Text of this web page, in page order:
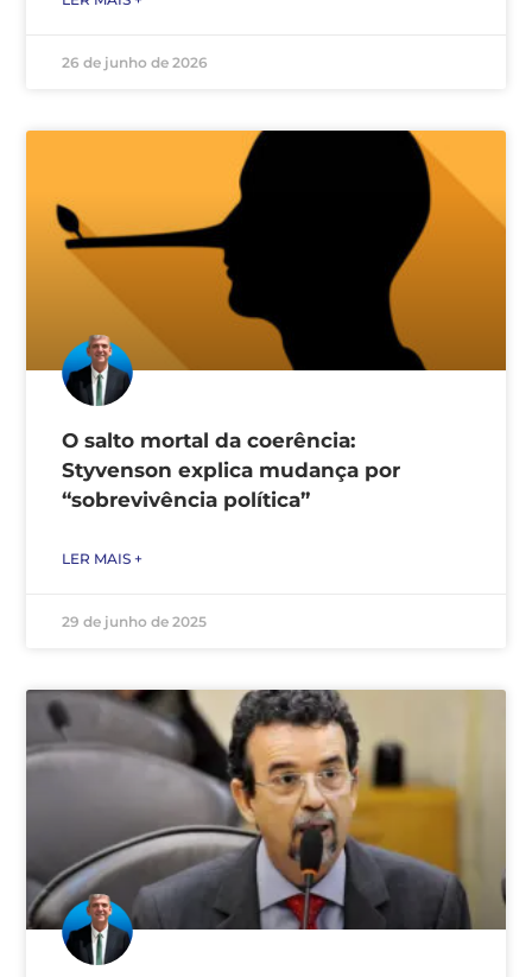
26 de junho de 2026
O salto mortal da coerência:
Styvenson explica mudança por
“sobrevivência política”
LER MAIS +
29 de junho de 2025